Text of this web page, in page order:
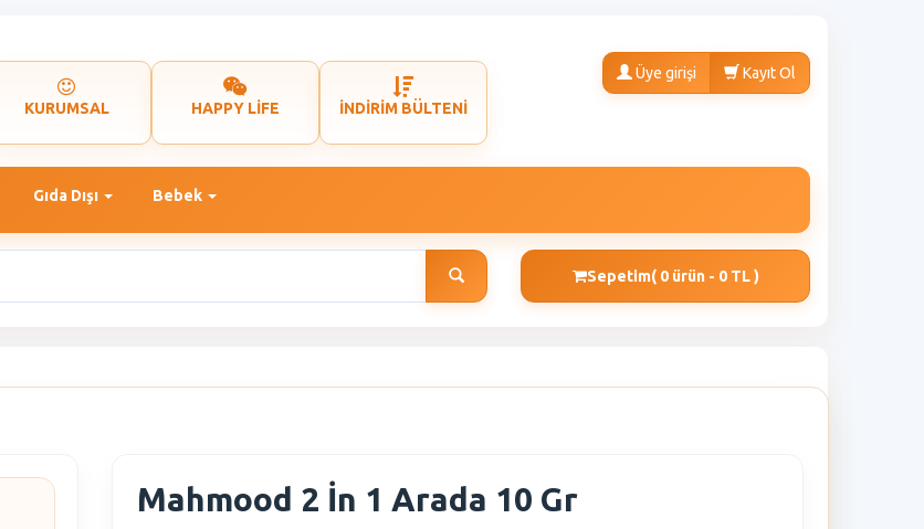
KURUMSAL HAPPY LİFE İNDİRİM BÜLTENİ
Üye girişi Kayıt Ol
Gıda Dışı Bebek
Sepetim( 0 ürün - 0 TL )
Mahmood 2 İn 1 Arada 10 Gr